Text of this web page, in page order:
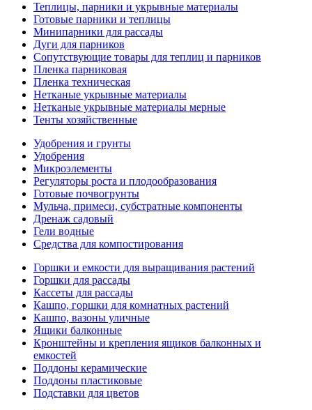
Теплицы, парники и укрывные материалы
Готовые парники и теплицы
Минипарники для рассады
Дуги для парников
Сопутствующие товары для теплиц и парников
Пленка парниковая
Пленка техническая
Нетканые укрывные материалы
Нетканые укрывные материалы мерные
Тенты хозяйственные
Удобрения и грунты
Удобрения
Микроэлементы
Регуляторы роста и плодообразования
Готовые почвогрунты
Мульча, примеси, субстратные компоненты
Дренаж садовый
Гели водные
Средства для компостирования
Горшки и емкости для выращивания растений
Горшки для рассады
Кассеты для рассады
Кашпо, горшки для комнатных растений
Кашпо, вазоны уличные
Ящики балконные
Кронштейны и крепления ящиков балконных и
емкостей
Поддоны керамические
Поддоны пластиковые
Подставки для цветов